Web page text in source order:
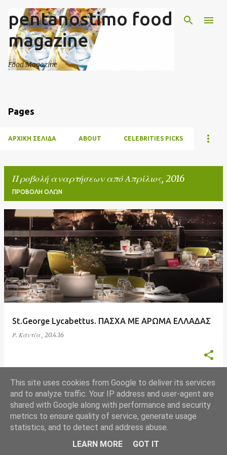
Μετάβαση στο κύριο περιεχόμενο
pentanostimo food
magazine
Food Magazine
Pages
ΑΡΧΙΚΉ ΣΕΛΊΔΑ ABOUT CELEBRITIES PICKS
Προβολή αναρτήσεων από Απρίλιος, 2016
ΠΡΟΒΟΛΉ ΌΛΩΝ
Α
ν
α
ρ
τ
ή
St.George Lycabettus. ΠΑΣΧΑ ΜΕ ΑΡΩΜΑ ΕΛΛΑΔΑΣ
Ρ. Κάντζα , 20.4.16
ΠΕΡΙΣΣΌΤΕΡΕΣ ΑΝΑΡΤΉΣΕΙΣ
Από το Blogger
This site uses cookies from Google to deliver its services
and to analyze traffic. Your IP address and user-agent are
shared with Google along with performance and security
metrics to ensure quality of service, generate usage
statistics, and to detect and address abuse.
LEARN MORE
GOT IT